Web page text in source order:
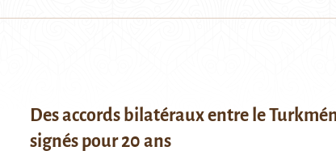
Des accords bilatéraux entre le
signés pour 20 ans